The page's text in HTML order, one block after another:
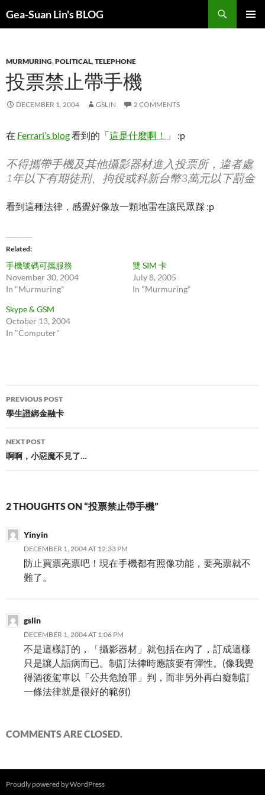
Gea-Suan Lin's BLOG
MURMURING,POLITICAL,TELEPHONE
投票禁止帶手機
DECEMBER 1, 2004 GSLIN 2 COMMENTS
在 Ferrari’s blog看到的「這是什麼啊！ 」 :p
不得攜帶手機及其他攝影器材進入投票所，違者處
1年以下有期徒刑、拘役或科新台幣3萬元以下罰金
看到這種法律，感覺好像放一顆地雷在讓民眾踩 :p
Related
手機號碼可攜服務
November 30, 2004
In "Murmuring"
雙 SIM 卡
July 8, 2005
In "Murmuring"
Skype & GSM
October 13, 2004
In "Computer"
Post
navigation
PREVIOUS POST
學生證綁金融卡
NEXT POST
啊啊，小惡魔不見了…
2 THOUGHTS ON “投票禁止帶手機”
Yinyin
DECEMBER 1, 2004 AT 12:33 PM
防止買票亮票吧！現在手機都有照像功能，要亮票就不
難了。
gslin
DECEMBER 1, 2004 AT 1:06 PM
不是這樣訂的，「攝影器材」就包括在內了，訂成這樣
只是讓人詬病而已。制訂法律時應該要有彈性。(像我覺
得酒後駕車以「公共危險罪」判，而非另外再白癡制訂
一條法律就是很好的範例)
COMMENTS ARE CLOSED.
Proudly powered by WordPress